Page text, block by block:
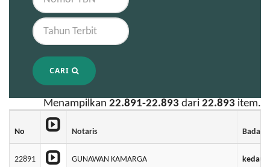
CARI
Menampilkan 22.891-22.893 dari 22.893 item.
No Notaris Badan
22891 GUNAWAN KAMARGA